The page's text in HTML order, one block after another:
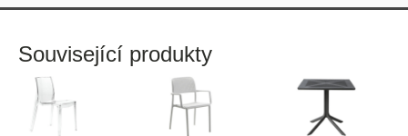
Související produkty